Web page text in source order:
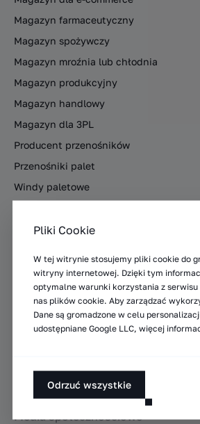
Magazyn farmaceutyczny
Magazyn spożywczy
Magazyn mroźnia lub chłodnia
Magazyn produkcyjny
Magazyn handlowy
Magazyn dla 3PL
Producent przenośników
Przenośniki palet
Windy paletowe
Projekty logistyczne
Przeglądy eksperckie regałów
Serwis wózków widłowych
Wózki widłowe wynajem
Tanie wózki
Automatyczne magazyny paletowe
Media społecznościowe
Pliki Cookie
W tej witrynie stosujemy pliki cookie do
witryny internetowej. Dzięki tym
optymalne warunki korzystania z
nas plików cookie. Aby zarządzać
Dane są gromadzone w celu
udostępniane Google LLC, więcej
Odrzuć wszystkie